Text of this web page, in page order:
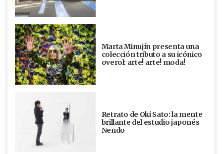
Marta Minujín presenta una
colección tributo a su icónico
overol: arte! arte! moda!
Retrato de Oki Sato: la mente
brillante del estudio japonés
Nendo